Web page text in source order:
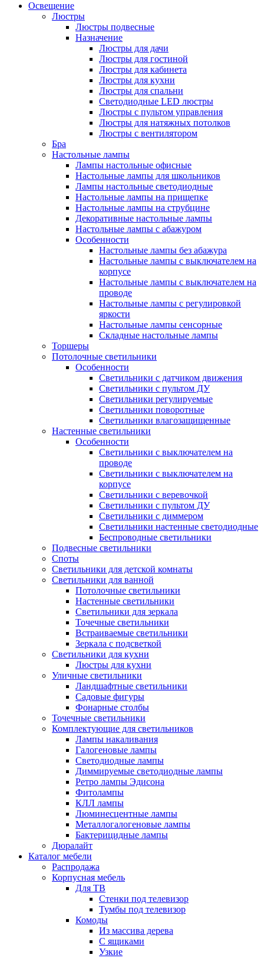
Освещение
Люстры
Люстры подвесные
Назначение
Люстры для дачи
Люстры для гостиной
Люстры для кабинета
Люстры для кухни
Люстры для спальни
Светодиодные LED люстры
Люстры с пультом управления
Люстры для натяжных потолков
Люстры с вентилятором
Бра
Настольные лампы
Лампы настольные офисные
Настольные лампы для школьников
Лампы настольные светодиодные
Настольные лампы на прищепке
Настольные лампы на струбцине
Декоративные настольные лампы
Настольные лампы с абажуром
Особенности
Настольные лампы без абажура
Настольные лампы с выключателем на
корпусе
Настольные лампы с выключателем на
проводе
Настольные лампы с регулировкой
яркости
Настольные лампы сенсорные
Складные настольные лампы
Торшеры
Потолочные светильники
Особенности
Светильники с датчиком движения
Светильники с пультом ДУ
Светильники регулируемые
Светильники поворотные
Светильники влагозащищенные
Настенные светильники
Особенности
Светильники с выключателем на
проводе
Светильники с выключателем на
корпусе
Светильники с веревочкой
Светильники с пультом ДУ
Светильники с диммером
Светильники настенные светодиодные
Беспроводные светильники
Подвесные светильники
Споты
Светильники для детской комнаты
Светильники для ванной
Потолочные светильники
Настенные светильники
Светильники для зеркала
Точечные светильники
Встраиваемые светильники
Зеркала с подсветкой
Светильники для кухни
Люстры для кухни
Уличные светильники
Ландшафтные светильники
Садовые фигуры
Фонарные столбы
Точечные светильники
Комплектующие для светильников
Лампы накаливания
Галогеновые лампы
Светодиодные лампы
Диммируемые светодиодные лампы
Ретро лампы Эдисона
Фитолампы
КЛЛ лампы
Люминесцентные лампы
Металлогалогеновые лампы
Бактерицидные лампы
Дюралайт
Каталог мебели
Распродажа
Корпусная мебель
Для ТВ
Стенки под телевизор
Тумбы под телевизор
Комоды
Из массива дерева
С ящиками
Узкие